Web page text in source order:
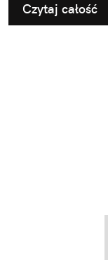
Czytaj całość